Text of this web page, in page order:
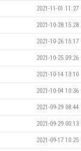
2021-11-01 11:27
2021-10-28 15:28
2021-10-26 15:17
2021-10-25 09:26
2021-10-14 13:10
2021-10-04 10:36
2021-09-29 08:44
2021-09-29 00:13
2021-09-17 10:25